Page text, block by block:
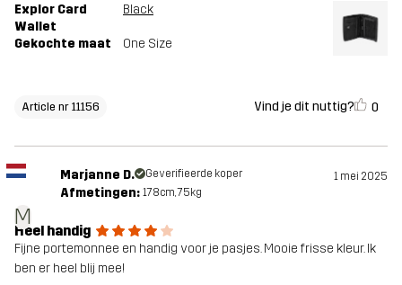
Explor Card
Wallet
Black
Gekochte maat One Size
Article nr 11156 Vind je dit nuttig? 0
M
Marjanne D. Geverifieerde koper 1 mei 2025
Afmetingen: 178cm, 75kg
Heel handig
Fijne portemonnee en handig voor je pasjes. Mooie frisse kleur. Ik
ben er heel blij mee!